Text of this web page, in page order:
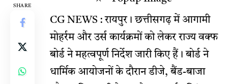
SHARE
CG NEWS : रायपुर। छत्तीसगढ़ में आगामी
मोहर्रम और उर्स कार्यक्रमों को लेकर राज्य वक्फ
बोर्ड ने महत्वपूर्ण निर्देश जारी किए हैं। बोर्ड ने
धार्मिक आयोजनों के दौरान डीजे, बैंड-बाजा